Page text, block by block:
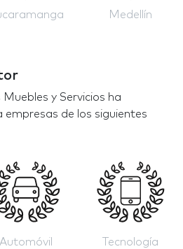
Medellín
y Servicios ha
de los siguientes
Automóvil Tecnología